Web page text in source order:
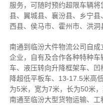
服务，可随时预约超限车辆
县、翼城县、襄汾县、乡宁
西县、侯马市、霍州市、洪洞
南通到临汾大件物流公司自
企业，自有及合作各种特种
车、液压转向升降框架车、
降超低平板车、13-17.5米高
为5米，宽为7米，长为50米
南通至临汾大型货物运输、